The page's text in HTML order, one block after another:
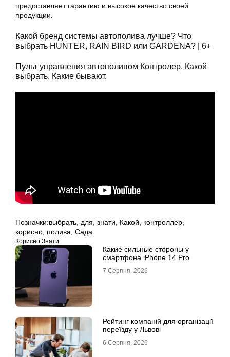
предоставляет гарантию и высокое качество своей
продукции.
Какой бренд системы автополива лучше? Что
выбрать HUNTER, RAIN BIRD или GARDENA? | 6+
Пульт управления автополивом Контролер. Какой
выбрать. Какие бывают.
Позначки:выбрать для знати Какой контроллер
корисно полива Сада
Корисно Знати
Какие сильные стороны у
смартфона iPhone 14 Pro
7 Серпня, 2026
Рейтинг компаній для організації
переїзду у Львові
6 Серпня, 2026